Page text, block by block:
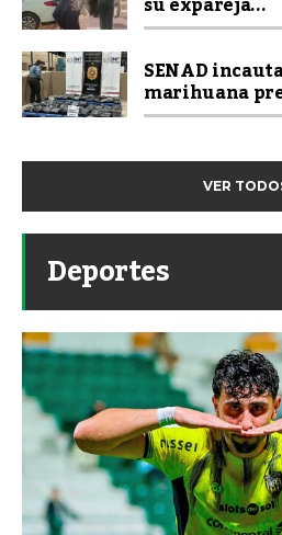
SENAD
marihuana
VER
Deportes